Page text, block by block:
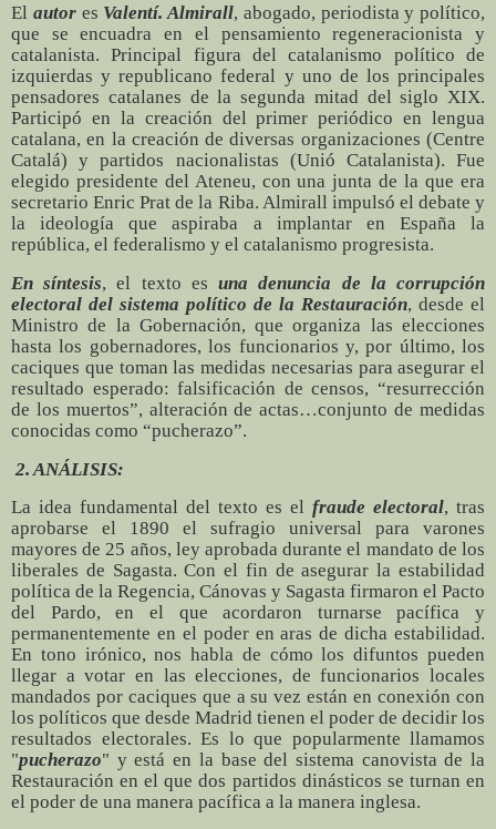
El autor es Valentí. Almirall, abogado, periodista y político,
que se encuadra en el pensamiento regeneracionista y
catalanista. Principal figura del catalanismo político de
izquierdas y republicano federal y uno de los principales
pensadores catalanes de la segunda mitad del siglo XIX.
Participó en la creación del primer periódico en lengua
catalana, en la creación de diversas organizaciones (Centre
Catalá) y partidos nacionalistas (Unió Catalanista). Fue
elegido presidente del Ateneu, con una junta de la que era
secretario Enric Prat de la Riba. Almirall impulsó el debate y
la ideología que aspiraba a implantar en España la
república, el federalismo y el catalanismo progresista.
En síntesis, el texto esuna denuncia de la corrupción
electoral del sistema político de la Restauración, desde el
Ministro de la Gobernación, que organiza las elecciones
hasta los gobernadores, los funcionarios y, por último, los
caciques que toman las medidas necesarias para asegurar el
resultado esperado: falsificación de censos, “resurrección
de los muertos”, alteración de actas…conjunto de medidas
conocidas como “pucherazo”.
2. ANÁLISIS:
La idea fundamental del texto es el fraude electoral, tras
aprobarse el 1890 el sufragio universal para varones
mayores de 25 años, ley aprobada durante el mandato de los
liberales de Sagasta. Con el fin de asegurar la estabilidad
política de la Regencia, Cánovas y Sagasta firmaron el Pacto
del Pardo, en el que acordaron turnarse pacífica y
permanentemente en el poder en aras de dicha estabilidad.
En tono irónico, nos habla de cómo los difuntos pueden
llegar a votar en las elecciones, de funcionarios locales
mandados por caciques que a su vez están en conexión con
los políticos que desde Madrid tienen el poder de decidir los
resultados electorales. Es lo que popularmente llamamos
"pucherazo" y está en la base del sistema canovista de la
Restauración en el que dos partidos dinásticos se turnan en
el poder de una manera pacífica a la manera inglesa.